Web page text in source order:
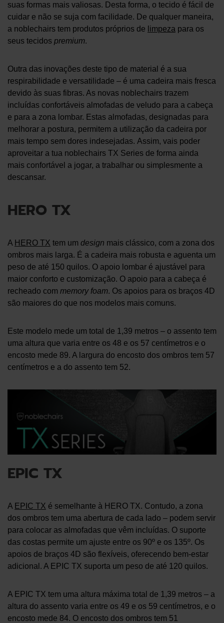
suas formas mais valiosas. Desta forma, o tecido é fácil de
cuidar e não se suja com facilidade. De qualquer maneira,
a noblechairs tem produtos próprios de limpeza para os
seus tecidos premium.
Outra das inovações deste tipo de material é a sua
respirabilidade e versatilidade – é uma cadeira mais fresca
devido às suas fibras. As novas noblechairs trazem
incluídas confortáveis almofadas de veludo para a cabeça
e para a zona lombar. Estas almofadas, designadas para
melhorar a postura, permitem a utilização da cadeira por
mais tempo sem dores indesejadas. Assim, vais poder
aproveitar a tua noblechairs TX Series de forma ainda
mais confortável a jogar, a trabalhar ou simplesmente a
descansar.
HERO TX
A HERO TX tem um design mais clássico, com a zona dos
ombros mais larga. É a cadeira mais robusta e aguenta um
peso de até 150 quilos. O apoio lombar é ajustável para
maior conforto e customização. O apoio para a cabeça é
recheado com memory foam. Os apoios para os braços 4D
são maiores do que nos modelos mais comuns.
Este modelo mede um total de 1,39 metros – o assento tem
uma altura que varia entre os 48 e os 57 centímetros e o
encosto mede 89. A largura do encosto dos ombros tem 57
centímetros e a do assento tem 52.
EPIC TX
A EPIC TX é semelhante à HERO TX. Contudo, a zona
dos ombros tem uma abertura de cada lado – podem servir
para colocar as almofadas que vêm incluídas. O suporte
das costas permite um ajuste entre os 90º e os 135º. Os
apoios de braços 4D são flexíveis, oferecendo bem-estar
adicional. A EPIC TX suporta um peso de até 120 quilos.
A EPIC TX tem uma altura máxima total de 1,39 metros – a
altura do assento varia entre os 49 e os 59 centímetros, e o
encosto mede 84. O encosto dos ombros tem 51